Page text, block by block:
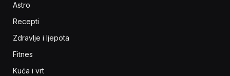
Astro
Recepti
Zdravlje i ljepota
Fitnes
Kuća i vrt